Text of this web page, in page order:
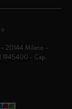
20144 Milano -
1945400 - Cap.